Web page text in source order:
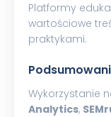
Platformy
wartościowe
praktykami.
Wykorzystanie
Analytics,